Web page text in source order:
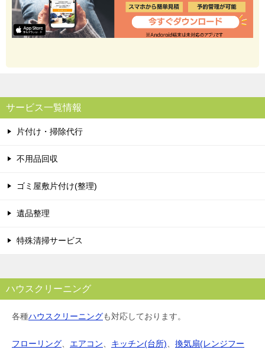
サービス一覧情報
片付け・掃除代行
不用品回収
ゴミ屋敷片付け(整理)
遺品整理
特殊清掃サービス
ハウスクリーニング
各種ハウスクリーニングも対応しております。
フローリング エアコン キッチン(台所)
換気扇(レンジフー